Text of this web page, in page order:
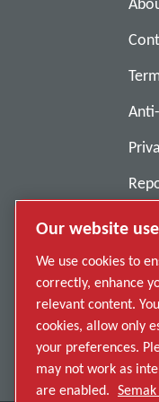
Our website
We use cookies to
correctly, enhance
relevant content.
cookies, allow only
your preferences.
may not work as
are enabled.